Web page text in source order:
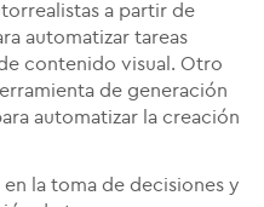
a partir de
automatizar tareas
contenido visual. Otro
de generación
automatizar la creación
la toma de decisiones y